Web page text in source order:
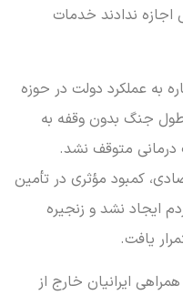
اجازه ندادند خدمات
به عملکرد دولت در حوزه
جنگ بدون وقفه به
درمانی متوقف نشد.
کمبود مؤثری در تأمین
ایجاد نشد و زنجیره
یافت.
ایرانیان خارج از